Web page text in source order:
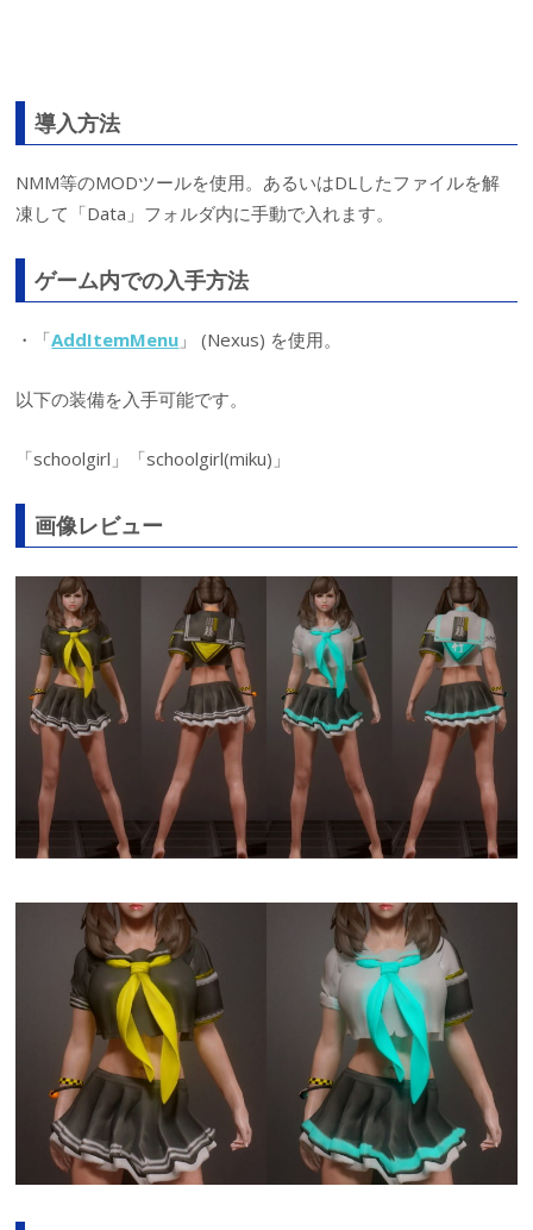
導入方法
NMM等のMODツールを使用。あるいはDLしたファイルを解
凍して「Data」フォルダ内に手動で入れます。
ゲーム内での入手方法
・「AddItemMenu 」 (Nexus) を使用。
以下の装備を入手可能です。
「schoolgirl」「schoolgirl(miku)」
画像レビュー